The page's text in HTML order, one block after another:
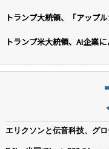
トランプ大統領、「アップ
トランプ米大統領、AI企業
エリクソンと伝音科技、グ